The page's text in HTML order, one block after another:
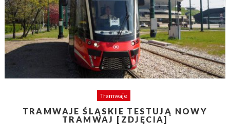
Tramwaje
TRAMWAJE ŚLĄSKIE TESTUJĄ NOWY
TRAMWAJ [ZDJĘCIA]